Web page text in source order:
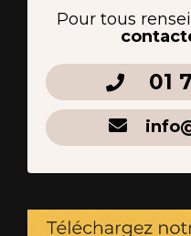
Pour tous
01